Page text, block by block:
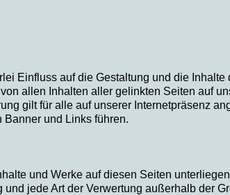
Einfluss auf die Gestaltung und die
allen Inhalten aller gelinkten Seiten auf
gilt für alle auf unserer Internetpräsenz
und Links führen.
und Werke auf diesen Seiten
jede Art der Verwertung außerhalb der